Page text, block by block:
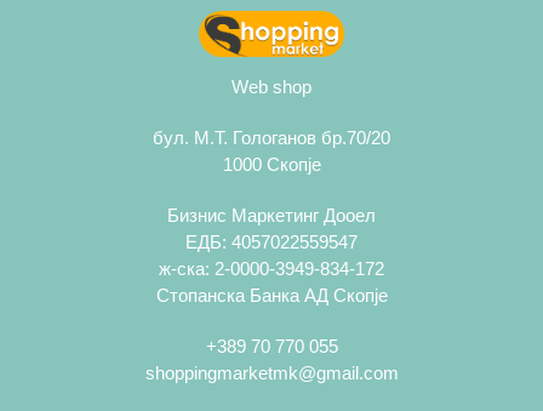
Web shop
бул. М.Т. Гологанов бр.70/20
1000 Скопје
Бизнис Маркетинг Дооел
ЕДБ: 4057022559547
ж-ска: 2-0000-3949-834-172
Стопанска Банка АД Скопје
+389 70 770 055
shoppingmarketmk@gmail.com